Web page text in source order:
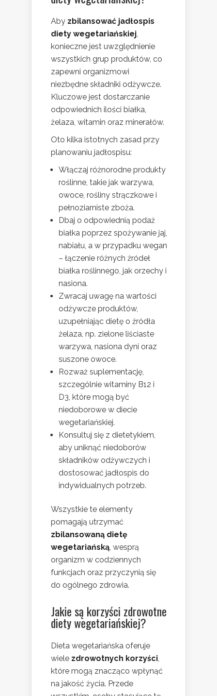
Aby zbilansować jadłospis
diety wegetariańskiej,
konieczne jest uwzględnienie
wszystkich grup produktów, co
zapewni organizmowi
niezbędne składniki odżywcze.
Kluczowe jest dostarczanie
odpowiednich ilości białka,
żelaza, witamin oraz minerałów.
Oto kilka istotnych zasad przy
planowaniu jadłospisu:
Włączaj różnorodne produkty
roślinne, takie jak warzywa,
owoce, rośliny strączkowe i
pełnoziarniste zboża.
Dbaj o odpowiednią podaż
białka poprzez spożywanie jaj,
nabiału, a w przypadku wegan
– łączenie różnych źródeł
białka roślinnego, jak orzechy i
nasiona.
Zwracaj uwagę na wartości
odżywcze produktów,
uzupełniając dietę o źródła
żelaza, np. zielone liściaste
warzywa, nasiona dyni oraz
suszone owoce.
Rozważ suplementację,
szczególnie witaminy B12 i
D3, które mogą być
niedoborowe w diecie
wegetariańskiej.
Konsultuj się z dietetykiem,
aby uniknąć niedoborów
składników odżywczych i
dostosować jadłospis do
indywidualnych potrzeb.
Wszystkie te elementy
pomagają utrzymać
zbilansowaną dietę
wegetariańską, wesprą
organizm w codziennych
funkcjach oraz przyczynią się
do ogólnego zdrowia.
Jakie są korzyści zdrowotne
diety wegetariańskiej?
Dieta wegetariańska oferuje
wiele zdrowotnych korzyści,
które mogą znacząco wpłynąć
na jakość życia. Przede